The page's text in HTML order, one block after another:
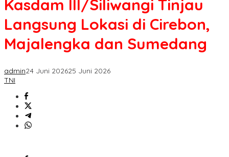
Kasdam III/Siliwangi Tinjau
Langsung Lokasi di Cirebon,
Majalengka dan Sumedang
admin24 Juni 202625 Juni 2026
TNI